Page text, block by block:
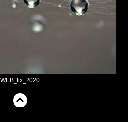
WEB_fix_2020